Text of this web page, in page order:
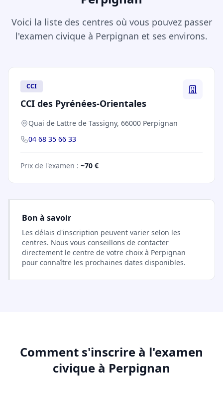
Voici la liste des centres où vous pouvez passer
l'examen civique à Perpignan et ses environs.
CCI
CCI des Pyrénées-Orientales
Quai de Lattre de Tassigny, 66000 Perpignan
04 68 35 66 33
Prix de l'examen : ~70 €
Bon à savoir
Les délais d'inscription peuvent varier selon les
centres. Nous vous conseillons de contacter
directement le centre de votre choix à Perpignan
pour connaître les prochaines dates disponibles.
Comment s'inscrire à l'examen
civique à Perpignan